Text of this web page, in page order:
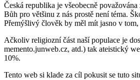
Česká republika je všeobecně
Bůh pro většinu z nás prostě není téma.
Přemýšlivý člověk by měl mít jasno v
Ačkoliv religiozní část naší populace je
memento.junweb.cz, atd.) tak ateistický
10%.
Tento web si klade za cíl pokusit se tuto